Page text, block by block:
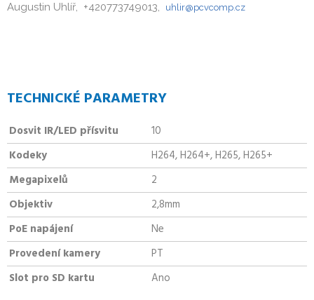
Augustin Uhlíř, +420773749013, uhlir@pcvcomp.cz
TECHNICKÉ PARAMETRY
Dosvit IR/LED přísvitu
10
Kodeky
H264, H264+, H265, H265+
Megapixelů
2
Objektiv
2,8mm
PoE napájení
Ne
Provedení kamery
PT
Slot pro SD kartu
Ano